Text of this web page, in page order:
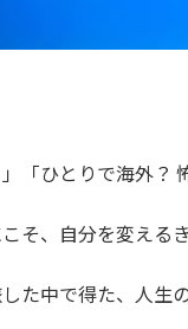
「ひとりで海外？
そ、自分を変える
た中で得た、人生